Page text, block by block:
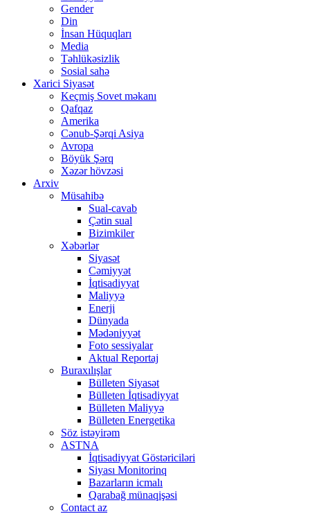
Gender
Din
İnsan Hüquqları
Media
Təhlükəsizlik
Sosial sahə
Xarici Siyasət
Keçmiş Sovet məkanı
Qafqaz
Amerika
Cənub-Şərqi Asiya
Avropa
Böyük Şərq
Xəzər hövzəsi
Arxiv
Müsahibə
Sual-cavab
Çətin sual
Bizimkiler
Xəbərlər
Siyasət
Cəmiyyət
İqtisadiyyat
Maliyyə
Enerji
Dünyada
Mədəniyyət
Foto sessiyalar
Aktual Reportaj
Buraxılışlar
Bülleten Siyasət
Bülleten İqtisadiyyat
Bülleten Maliyyə
Bülleten Energetika
Söz istəyirəm
ASTNA
İqtisadiyyat Göstəriciləri
Siyası Monitorinq
Bazarların icmalı
Qarabağ münaqişəsi
Contact az